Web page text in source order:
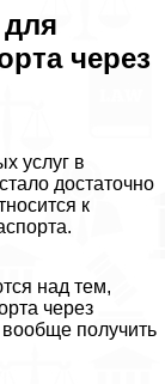
через
услуг в
достаточно
к
над тем,
через
вообще получить